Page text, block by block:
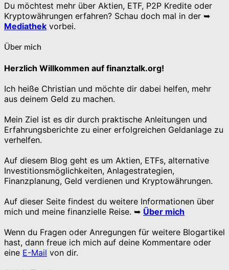
Du möchtest mehr über Aktien, ETF, P2P Kredite oder
Kryptowährungen erfahren? Schau doch mal in der ➥
Mediathek vorbei.
Über mich
Herzlich Willkommen auf finanztalk.org!
Ich heiße Christian und möchte dir dabei helfen, mehr
aus deinem Geld zu machen.
Mein Ziel ist es dir durch praktische Anleitungen und
Erfahrungsberichte zu einer erfolgreichen Geldanlage zu
verhelfen.
Auf diesem Blog geht es um Aktien, ETFs, alternative
Investitionsmöglichkeiten, Anlagestrategien,
Finanzplanung, Geld verdienen und Kryptowährungen.
Auf dieser Seite findest du weitere Informationen über
mich und meine finanzielle Reise. ➥ Über mich
Wenn du Fragen oder Anregungen für weitere Blogartikel
hast, dann freue ich mich auf deine Kommentare oder
eine E-Mail von dir.